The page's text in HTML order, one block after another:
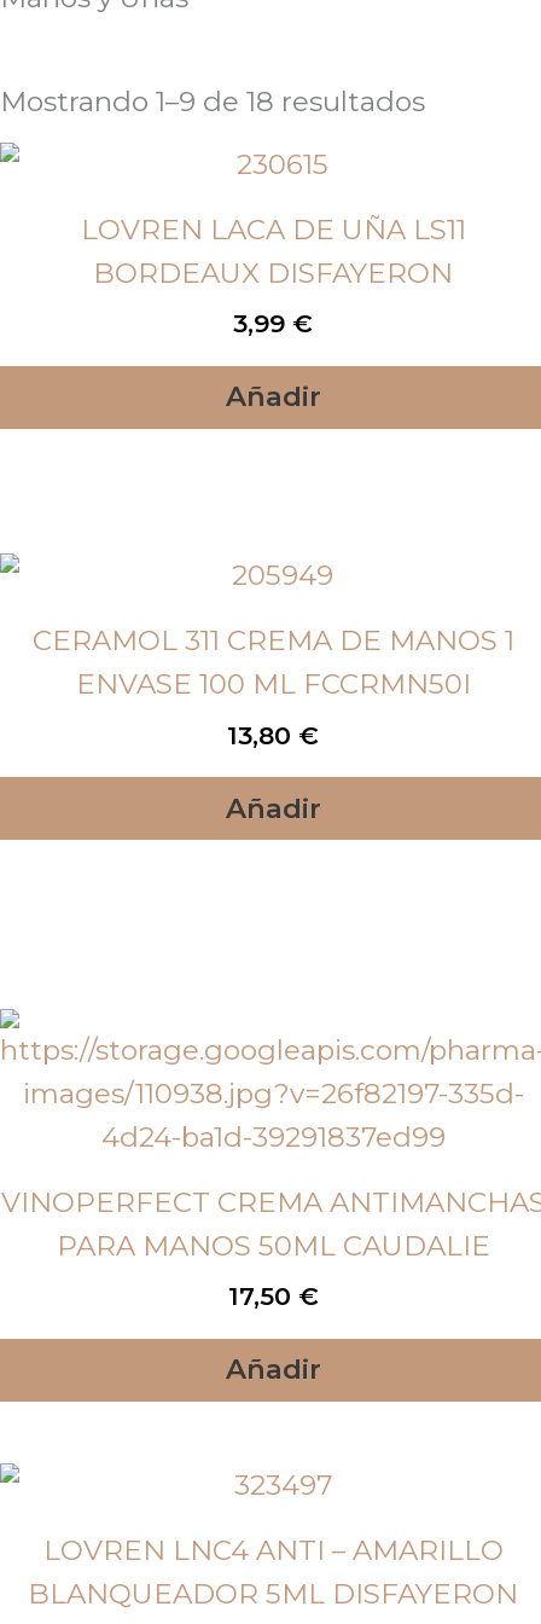
Mostrando 1–9 de 18 resultados
LOVREN LACA DE UÑA LS11
BORDEAUX DISFAYERON
3,99 €
Añadir
CERAMOL 311 CREMA DE MANOS 1
ENVASE 100 ML FCCRMN50I
13,80 €
Añadir
VINOPERFECT CREMA
PARA MANOS 50ML CAUDALIE
17,50 €
Añadir
LOVREN LNC4 ANTI – AMARILLO
BLANQUEADOR 5ML DISFAYERON